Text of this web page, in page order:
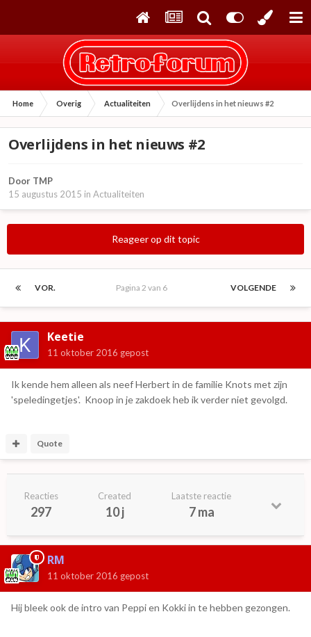
Home Overig Actualiteiten Overlijdens in het nieuws #2
Overlijdens in het nieuws #2
Door TMP
15 augustus 2015 in Actualiteiten
Reageer op dit topic
VOR. VOLGENDE
Pagina 2 van 6
Keetie
11 oktober 2016 gepost
Ik kende hem alleen als neef Herbert in de familie Knots met zijn
'speledingetjes'. Knoop in je zakdoek heb ik verder niet gevolgd.
Quote
Reacties
297
Created
10 j
Laatste reactie
7 ma
RM
11 oktober 2016 gepost
Hij bleek ook de intro van Peppi en Kokki in te hebben gezongen.